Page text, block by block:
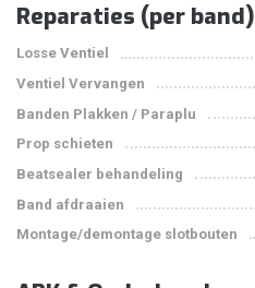
Reparaties (per band)
Losse Ventiel
Ventiel Vervangen
Banden Plakken / Paraplu
Prop schieten
Beatsealer behandeling
Band afdraaien
Montage/demontage slotbouten